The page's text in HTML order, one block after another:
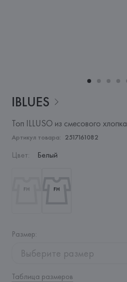
IBLUES
Топ ILLUSO из смесового хлопка
Артикул товара: 2517161082
Цвет: Белый
Размер:
Выберите размер
Таблица размеров